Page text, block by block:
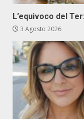
L’equivoco del
3 Agosto 2026